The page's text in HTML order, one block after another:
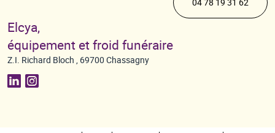
Elcya,
équipement et froid funéraire
Z.I. Richard Bloch , 69700 Chassagny